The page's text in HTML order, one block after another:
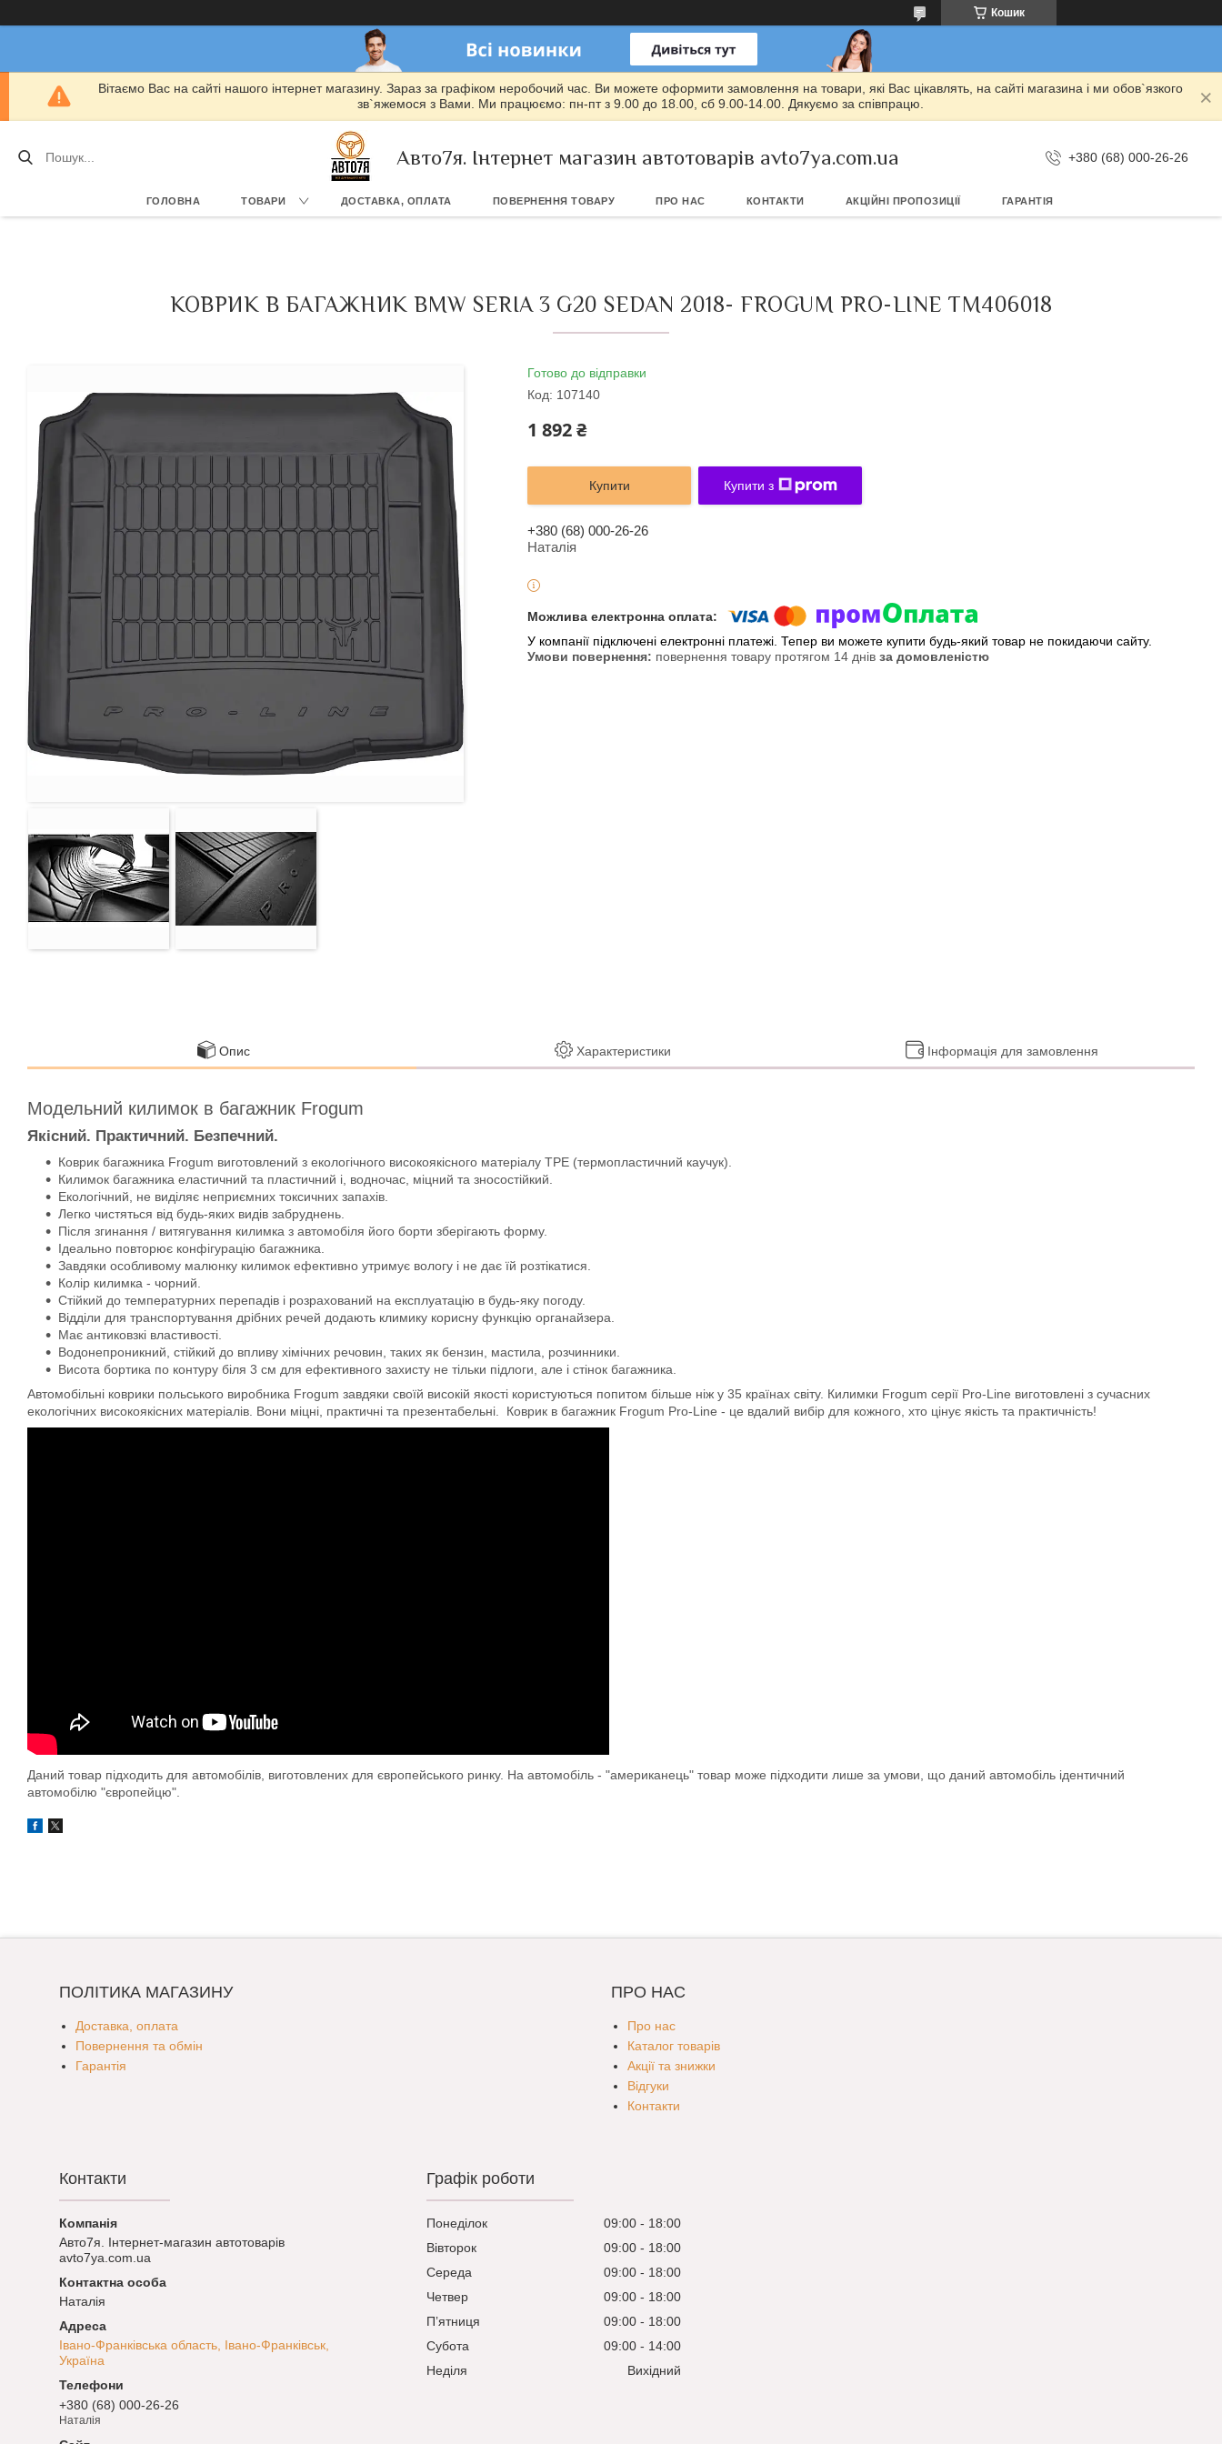
Кошик
Вітаємо Вас на сайті нашого інтернет магазину. Зараз за графіком неробочий час. Ви можете оформити замовлення на товари, які Вас цікавлять, на сайті магазина і ми обов`язкого
зв`яжемося з Вами. Ми працюємо: пн-пт з 9.00 до 18.00, сб 9.00-14.00. Дякуємо за співпрацю.
Авто7я. Інтернет магазин автотоварів avto7ya.com.ua +380 (68) 000-26-26
ГОЛОВНА ТОВАРИ ДОСТАВКА, ОПЛАТА ПОВЕРНЕННЯ ТОВАРУ ПРО НАС КОНТАКТИ АКЦІЙНІ ПРОПОЗИЦІЇ ГАРАНТІЯ
КОВРИК В БАГАЖНИК BMW SERIA 3 G20 SEDAN 2018- FROGUM PRO-LINE TM406018
Готово до відправки
Код: 107140
1 892 ₴
Купити Купити з
+380 (68) 000-26-26
Наталія
У компанії підключені електронні платежі. Тепер ви можете купити будь-який товар не покидаючи сайту.
повернення товару протягом 14 днів за домовленістю
Опис Характеристики Інформація для замовлення
Модельний килимок в багажник Frogum
Якісний. Практичний. Безпечний.
Коврик багажника Frogum виготовлений з екологічного високоякісного матеріалу TPE (термопластичний каучук).
Килимок багажника еластичний та пластичний і, водночас, міцний та зносостійкий.
Екологічний, не виділяє неприємних токсичних запахів.
Легко чистяться від будь-яких видів забруднень.
Після згинання / витягування килимка з автомобіля його борти зберігають форму.
Ідеально повторює конфігурацію багажника.
Завдяки особливому малюнку килимок ефективно утримує вологу і не дає їй розтікатися.
Колір килимка - чорний.
Стійкий до температурних перепадів і розрахований на експлуатацію в будь-яку погоду.
Відділи для транспортування дрібних речей додають климику корисну функцію органайзера.
Має антиковзкі властивості.
Водонепроникний, стійкий до впливу хімічних речовин, таких як бензин, мастила, розчинники.
Висота бортика по контуру біля 3 см для ефективного захисту не тільки підлоги, але і стінок багажника.
Автомобільні коврики польського виробника Frogum завдяки своїй високій якості користуються попитом більше ніж у 35 країнах світу. Килимки Frogum серії Pro-Line виготовлені з сучасних
екологічних високоякісних матеріалів. Вони міцні, практичні та презентабельні. Коврик в багажник Frogum Pro-Line - це вдалий вибір для кожного, хто цінує якість та практичність!
Даний товар підходить для автомобілів, виготовлених для європейського ринку. На автомобіль - "американець" товар може підходити лише за умови, що даний автомобіль ідентичний
автомобілю "європейцю".
ПОЛІТИКА МАГАЗИНУ
Доставка, оплата
Повернення та обмін
Гарантія
ПРО НАС
Про нас
Каталог товарів
Акції та знижки
Відгуки
Контакти
Контакти
Авто7я. Інтернет-магазин автотоварів
avto7ya.com.ua
Наталія
Івано-Франківська область, Івано-Франківськ,
Україна
+380 (68) 000-26-26
Наталія
Графік роботи
Понеділок 09:00
18:00
Вівторок
09:00
18:00
Середа
09:00
18:00
Четвер
09:00
18:00
Пʼятниця
09:00
18:00
Субота
09:00
14:00
Неділя
Вихідний